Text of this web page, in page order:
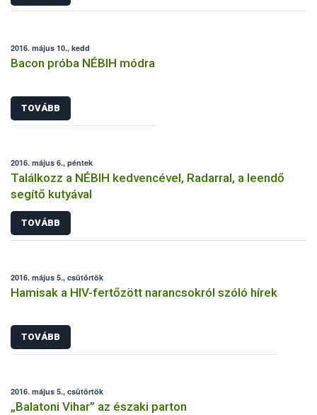
2016. május 10., kedd
Bacon próba NÉBIH módra
TOVÁBB
2016. május 6., péntek
Találkozz a NÉBIH kedvencével, Radarral, a leendő
segítő kutyával
TOVÁBB
2016. május 5., csütörtök
Hamisak a HIV-fertőzött narancsokról szóló hírek
TOVÁBB
2016. május 5., csütörtök
„Balatoni Vihar” az északi parton